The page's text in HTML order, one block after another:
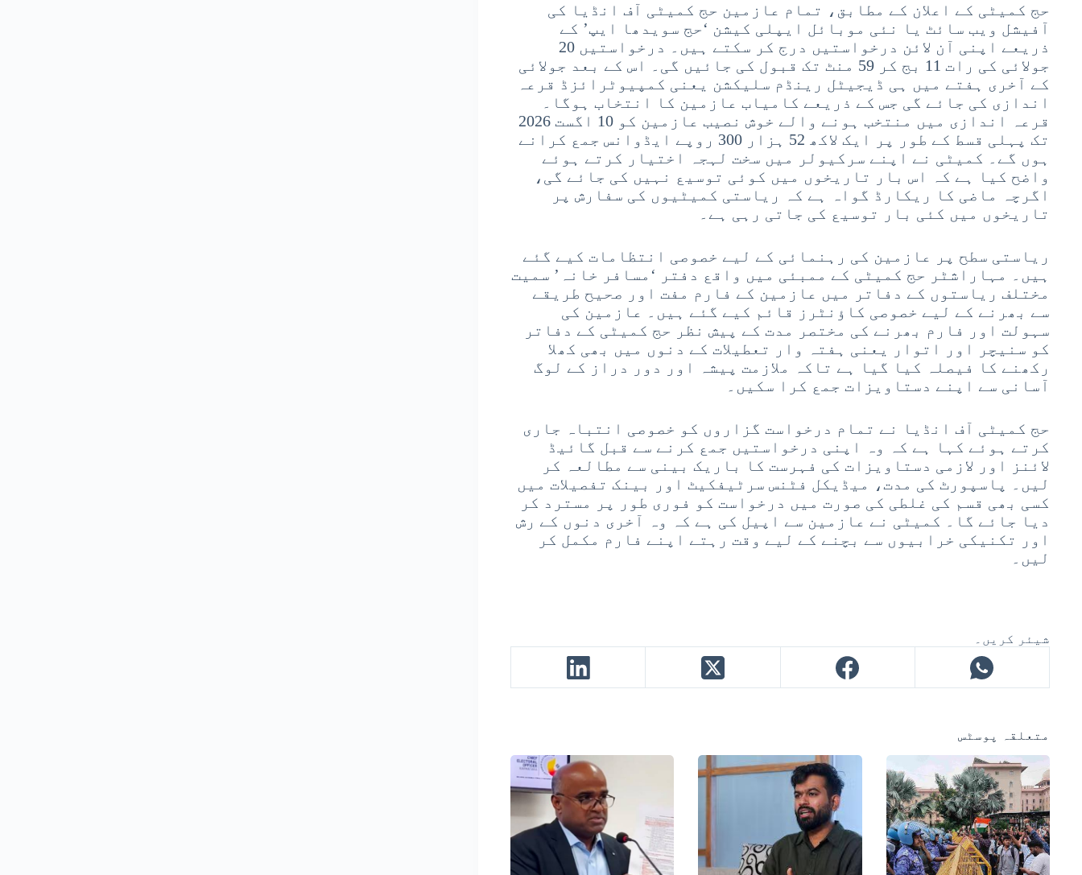
حج کمیٹی کے اعلان کے مطابق، تمام عازمین حج کمیٹی آف انڈیا کی
آفیشل ویب سائٹ یا نئی موبائل ایپلی کیشن ‘حج سویدھا ایپ’ کے
ذریعے اپنی آن لائن درخواستیں درج کر سکتے ہیں۔ درخواستیں 20
جولائی کی رات 11 بج کر 59 منٹ تک قبول کی جائیں گی۔ اس کے بعد جولائی
کے آخری ہفتے میں ہی ڈیجیٹل رینڈم سلیکشن یعنی کمپیوٹرائزڈ قرعہ
اندازی کی جائے گی جس کے ذریعے کامیاب عازمین کا انتخاب ہوگا۔
قرعہ اندازی میں منتخب ہونے والے خوش نصیب عازمین کو 10 اگست 2026
تک پہلی قسط کے طور پر ایک لاکھ 52 ہزار 300 روپے ایڈوانس جمع کرانے
ہوں گے۔ کمیٹی نے اپنے سرکیولر میں سخت لہجہ اختیار کرتے ہوئے
واضح کیا ہے کہ اس بار تاریخوں میں کوئی توسیع نہیں کی جائے گی،
اگرچہ ماضی کا ریکارڈ گواہ ہے کہ ریاستی کمیٹیوں کی سفارش پر
تاریخوں میں کئی بار توسیع کی جاتی رہی ہے۔
ریاستی سطح پر عازمین کی رہنمائی کے لیے خصوصی انتظامات کیے گئے
ہیں۔ مہاراشٹر حج کمیٹی کے ممبئی میں واقع دفتر ‘مسافر خانہ’ سمیت
مختلف ریاستوں کے دفاتر میں عازمین کے فارم مفت اور صحیح طریقے
سے بھرنے کے لیے خصوصی کاؤنٹرز قائم کیے گئے ہیں۔ عازمین کی
سہولت اور فارم بھرنے کی مختصر مدت کے پیش نظر حج کمیٹی کے دفاتر
کو سنیچر اور اتوار یعنی ہفتہ وار تعطیلات کے دنوں میں بھی کھلا
رکھنے کا فیصلہ کیا گیا ہے تاکہ ملازمت پیشہ اور دور دراز کے لوگ
آسانی سے اپنے دستاویزات جمع کرا سکیں۔
حج کمیٹی آف انڈیا نے تمام درخواست گزاروں کو خصوصی انتباہ جاری
کرتے ہوئے کہا ہے کہ وہ اپنی درخواستیں جمع کرنے سے قبل گائیڈ
لائنز اور لازمی دستاویزات کی فہرست کا باریک بینی سے مطالعہ کر
لیں۔ پاسپورٹ کی مدت، میڈیکل فٹنس سرٹیفکیٹ اور بینک تفصیلات میں
کسی بھی قسم کی غلطی کی صورت میں درخواست کو فوری طور پر مسترد کر
دیا جائے گا۔ کمیٹی نے عازمین سے اپیل کی ہے کہ وہ آخری دنوں کے رش
اور تکنیکی خرابیوں سے بچنے کے لیے وقت رہتے اپنے فارم مکمل کر
لیں۔
شیئر کریں۔
متعلقہ پوسٹس